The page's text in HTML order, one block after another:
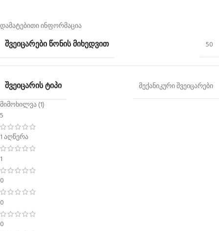
დამატებითი ინფორმაცია
ᲨᲕᲔᲘᲪᲐᲠᲔᲑᲘ ᲬᲝᲜᲘᲡ ᲛᲘᲮᲔᲓᲕᲘᲗ 50
ᲨᲕᲔᲘᲪᲐᲠᲘᲡ ᲢᲘᲞᲘ
მექანიკური შვეიცარები
მიმოხილვა (1)
5
1 აღწერა
1
0
0
0